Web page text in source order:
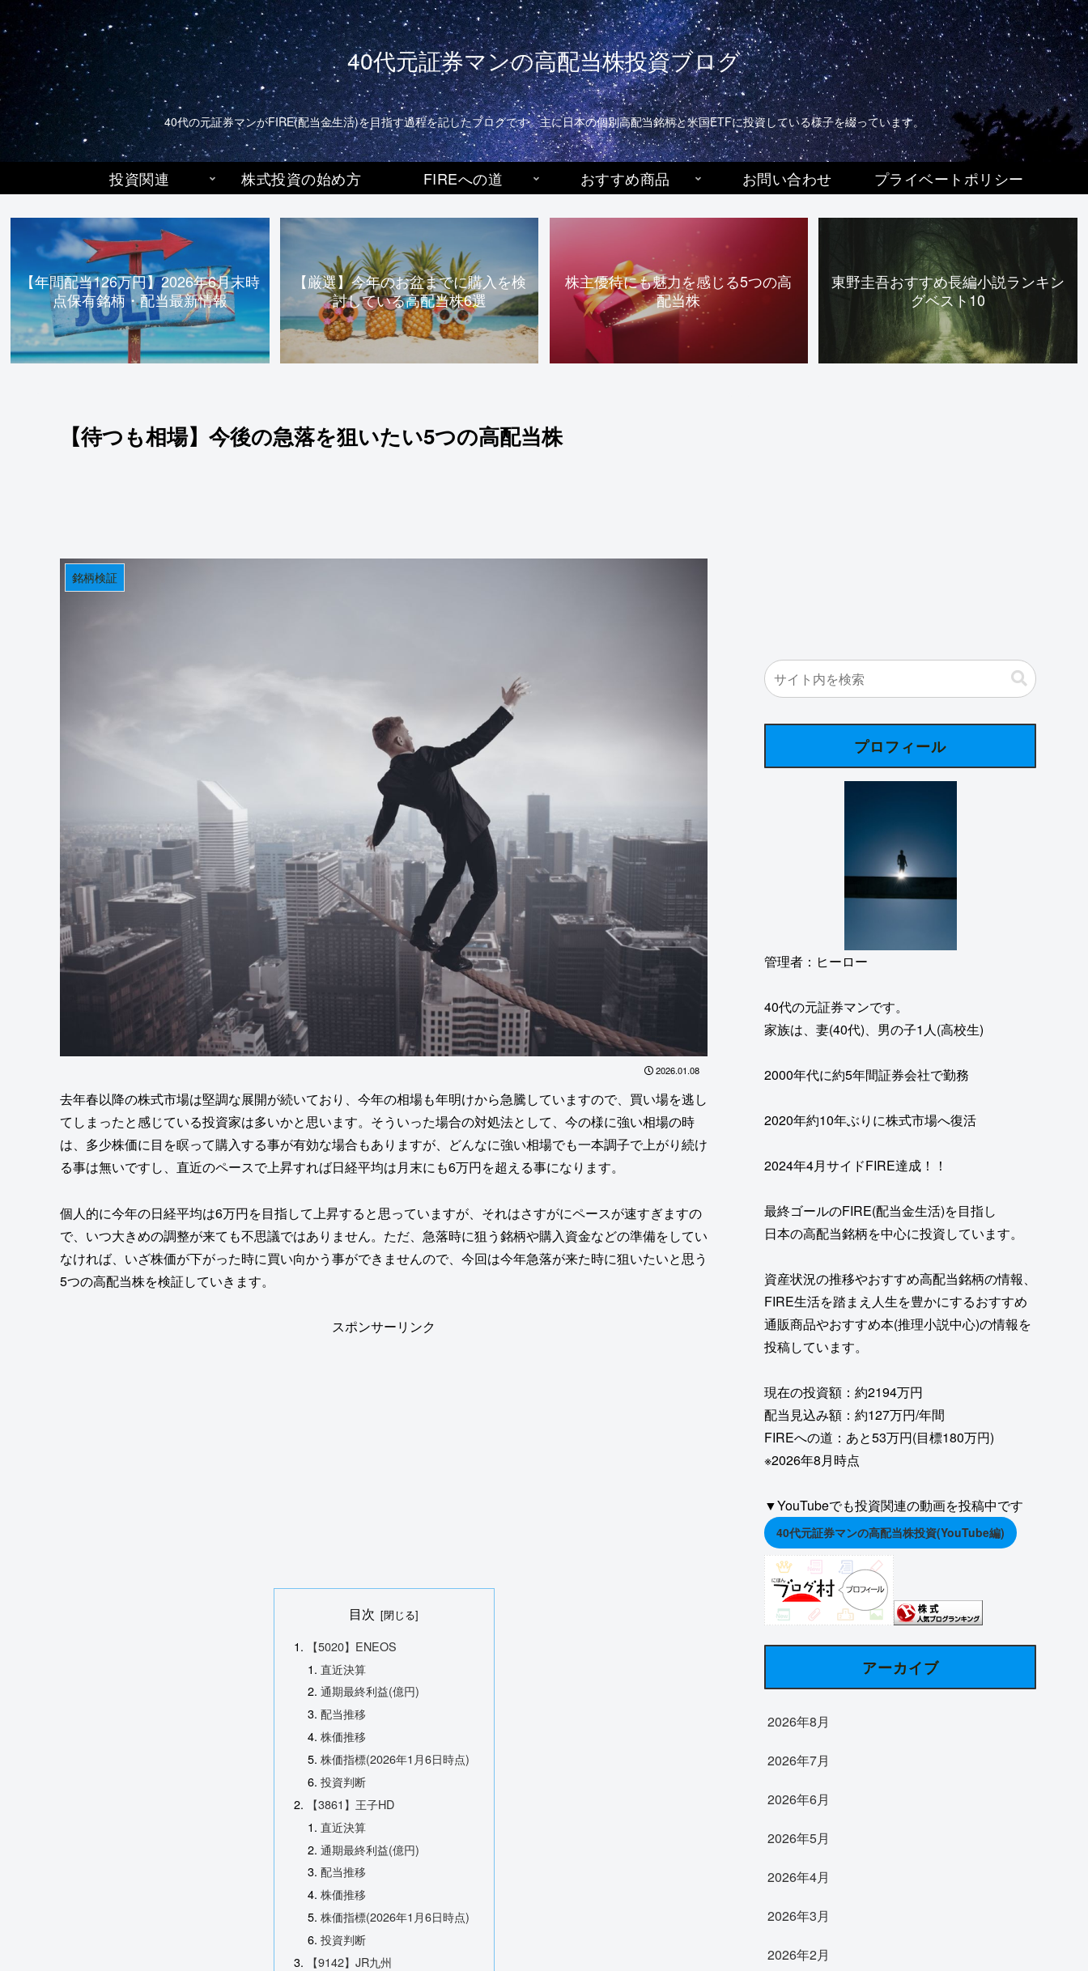
40代元証券マンの高配当株投資ブログ
40代の元証券マンがFIRE(配当金生活)を目指す過程を記したブログです。主に日本の個別高配当銘柄と米国ETFに投資している様子を綴っています。
投資関連 株式投資の始め方 FIREへの道 おすすめ商品 お問い合わせ プライベートポリシー
【年間配当126万円】2026年6月末時
点保有銘柄・配当最新情報
【厳選】今年のお盆までに購入を検
討している高配当株6選
株主優待にも魅力を感じる5つの高
配当株
東野圭吾おすすめ長編小説ランキン
グベスト10
【待つも相場】今後の急落を狙いたい5つの高配当株
銘柄検証
2026.01.08
去年春以降の株式市場は堅調な展開が続いており、今年の相場も年明けから急騰していますので、買い場を逃し
てしまったと感じている投資家は多いかと思います。そういった場合の対処法として、今の様に強い相場の時
は、多少株価に目を瞑って購入する事が有効な場合もありますが、どんなに強い相場でも一本調子で上がり続け
る事は無いですし、直近のペースで上昇すれば日経平均は月末にも6万円を超える事になります。
個人的に今年の日経平均は6万円を目指して上昇すると思っていますが、それはさすがにペースが速すぎますの
で、いつ大きめの調整が来ても不思議ではありません。ただ、急落時に狙う銘柄や購入資金などの準備をしてい
なければ、いざ株価が下がった時に買い向かう事ができませんので、今回は今年急落が来た時に狙いたいと思う
5つの高配当株を検証していきます。
スポンサーリンク
目次
【5020】ENEOS
直近決算
通期最終利益(億円)
配当推移
株価推移
株価指標(2026年1月6日時点)
投資判断
【3861】王子HD
直近決算
通期最終利益(億円)
配当推移
株価推移
株価指標(2026年1月6日時点)
投資判断
【9142】JR九州
プロフィール
管理者：ヒーロー
40代の元証券マンです。
家族は、妻(40代)、男の子1人(高校生)
2000年代に約5年間証券会社で勤務
2020年約10年ぶりに株式市場へ復活
2024年4月サイドFIRE達成！！
最終ゴールのFIRE(配当金生活)を目指し
日本の高配当銘柄を中心に投資しています。
資産状況の推移やおすすめ高配当銘柄の情報、
FIRE生活を踏まえ人生を豊かにするおすすめ
通販商品やおすすめ本(推理小説中心)の情報を
投稿しています。
現在の投資額：約2194万円
配当見込み額：約127万円/年間
FIREへの道：あと53万円(目標180万円)
※2026年8月時点
▼YouTubeでも投資関連の動画を投稿中です
40代元証券マンの高配当株投資(YouTube編)
アーカイブ
2026年8月
2026年7月
2026年6月
2026年5月
2026年4月
2026年3月
2026年2月